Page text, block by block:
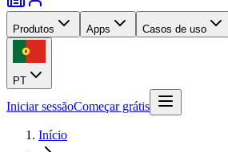
Produtos Apps Casos de uso
PT
Iniciar sessãoComeçar grátis
Início